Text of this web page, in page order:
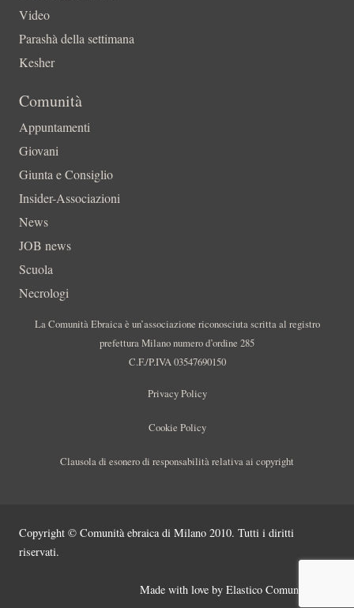
Video
Parashà della settimana
Kesher
Comunità
Appuntamenti
Giovani
Giunta e Consiglio
Insider-Associazioni
News
JOB news
Scuola
Necrologi
La Comunità Ebraica è un’associazione riconosciuta scritta al registro
prefettura Milano numero d’ordine 285
C.F./P.IVA 03547690150
Privacy Policy
Cookie Policy
Clausola di esonero di responsabilità relativa ai copyright
Copyright © Comunità ebraica di Milano 2010. Tutti i diritti
riservati.
Made with love by Elastico Comunicazione